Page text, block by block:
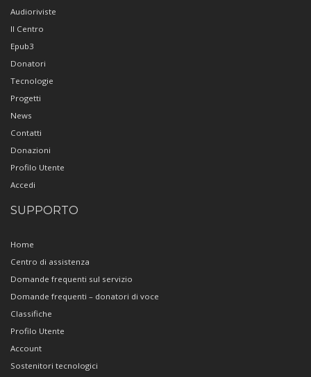
Audioriviste
Il Centro
Epub3
Donatori
Tecnologie
Progetti
News
Contatti
Donazioni
Profilo Utente
Accedi
SUPPORTO
Home
Centro di assistenza
Domande frequenti sul servizio
Domande frequenti – donatori di voce
Classifiche
Profilo Utente
Account
Sostenitori tecnologici